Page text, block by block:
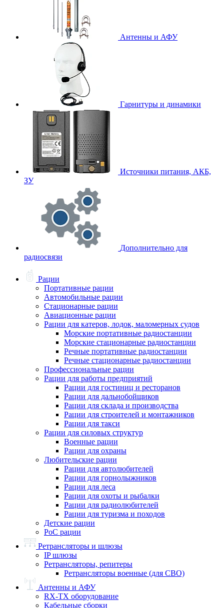
Антенны и АФУ
Гарнитуры и динамики
Источники питания, АКБ,
ЗУ
Дополнительно для
радиосвязи
Рации
Портативные рации
Автомобильные рации
Стационарные рации
Авиационные рации
Рации для катеров, лодок, маломерных судов
Морские портативные радиостанции
Морские стационарные радиостанции
Речные портативные радиостанции
Речные стационарные радиостанции
Профессиональные рации
Рации для работы предприятий
Рации для гостиниц и ресторанов
Рации для дальнобойщиков
Рации для склада и производства
Рации для строителей и монтажников
Рации для такси
Рации для силовых структур
Военные рации
Рации для охраны
Любительские рации
Рации для автолюбителей
Рации для горнолыжников
Рации для леса
Рации для охоты и рыбалки
Рации для радиолюбителей
Рации для туризма и походов
Детские рации
PoC рации
Ретрансляторы и шлюзы
IP шлюзы
Ретрансляторы, репитеры
Ретрансляторы военные (для СВО)
Антенны и АФУ
RX-TX оборудование
Кабельные сборки